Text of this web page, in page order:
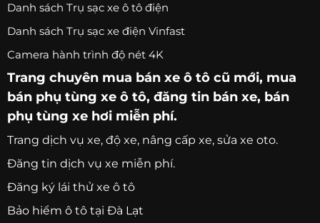
Danh sách Trụ sạc xe ô tô điện
Danh sách Trụ sạc xe điện Vinfast
Camera hành trình độ nét 4K
Trang chuyên mua bán xe ô tô cũ mới, mua
bán phụ tùng xe ô tô, đăng tin bán xe, bán
phụ tùng xe hơi miễn phí.
Trang dịch vụ xe, độ xe, nâng cấp xe, sửa xe oto.
Đăng tin dịch vụ xe miễn phí.
Đăng ký lái thử xe ô tô
Bảo hiểm ô tô tại Đà Lạt